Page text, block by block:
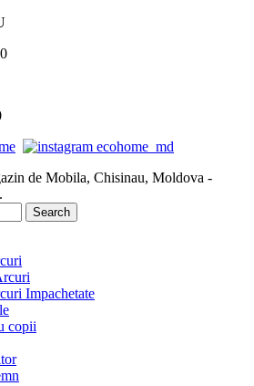
de Mobila, Chisinau, Moldova -
Search
Impachetate
copii